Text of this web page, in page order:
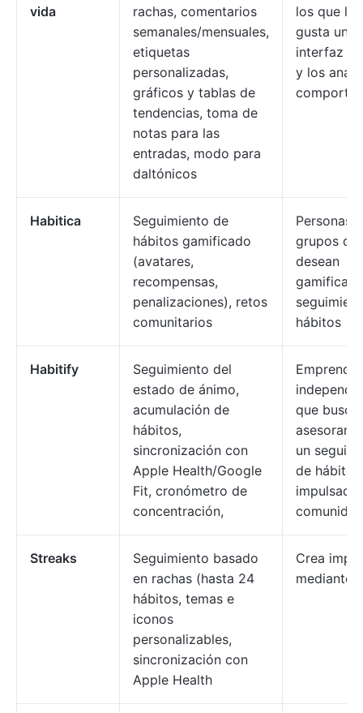
vida
rachas, comentarios
semanales/mensuales,
etiquetas
personalizadas,
gráficos y tablas de
tendencias, toma de
notas para las
entradas, modo para
daltónicos
los que les
gusta una
interfaz
y los
Habitica
Seguimiento de
hábitos gamificado
(avatares,
recompensas,
penalizaciones), retos
comunitarios
Personas y
grupos
desean
gamificar
hábitos
Habitify
Seguimiento del
estado de ánimo,
acumulación de
hábitos,
sincronización con
Apple Health/Google
Fit, cronómetro de
concentración,
que
un
de hábitos
comunidad
Streaks
Seguimiento basado
en rachas (hasta 24
hábitos, temas e
iconos
personalizables,
sincronización con
Apple Health
Crea
mediante